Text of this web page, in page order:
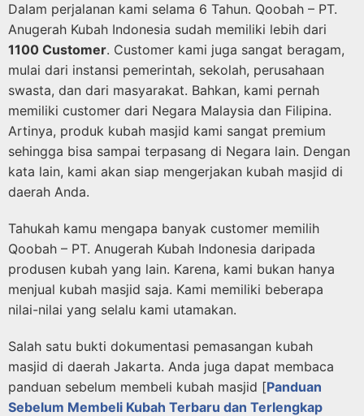
Dalam perjalanan kami selama 6 Tahun. Qoobah – PT.
Anugerah Kubah Indonesia sudah memiliki lebih dari
1100 Customer. Customer kami juga sangat beragam,
mulai dari instansi pemerintah, sekolah, perusahaan
swasta, dan dari masyarakat. Bahkan, kami pernah
memiliki customer dari Negara Malaysia dan Filipina.
Artinya, produk kubah masjid kami sangat premium
sehingga bisa sampai terpasang di Negara lain. Dengan
kata lain, kami akan siap mengerjakan kubah masjid di
daerah Anda.
Tahukah kamu mengapa banyak customer memilih
Qoobah – PT. Anugerah Kubah Indonesia daripada
produsen kubah yang lain. Karena, kami bukan hanya
menjual kubah masjid saja. Kami memiliki beberapa
nilai-nilai yang selalu kami utamakan.
Salah satu bukti dokumentasi pemasangan kubah
masjid di daerah Jakarta. Anda juga dapat membaca
panduan sebelum membeli kubah masjid [Panduan
Sebelum Membeli Kubah Terbaru dan Terlengkap